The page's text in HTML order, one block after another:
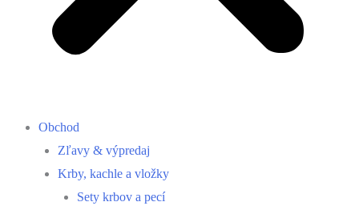
Obchod
Zľavy & výpredaj
Krby, kachle a vložky
Sety krbov a pecí